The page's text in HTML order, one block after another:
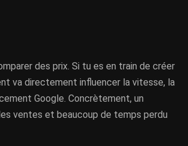
des prix. Si tu es en train de créer
va directement influencer la vitesse, la
Google. Concrètement, un
ventes et beaucoup de temps perdu